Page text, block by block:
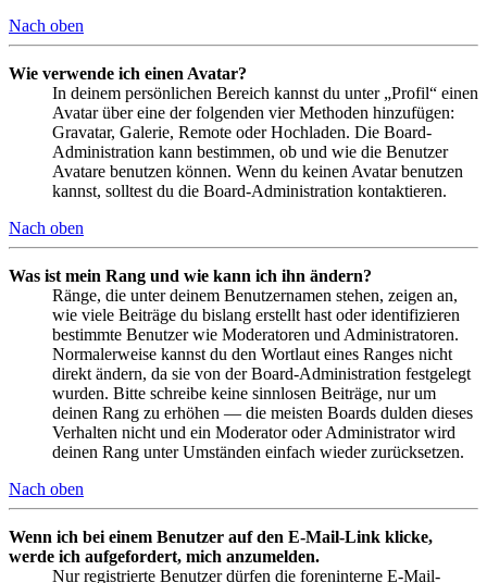
Nach oben
Wie verwende ich einen Avatar?
In deinem persönlichen Bereich kannst du unter „Profil“ einen
Avatar über eine der folgenden vier Methoden hinzufügen:
Gravatar, Galerie, Remote oder Hochladen. Die Board-
Administration kann bestimmen, ob und wie die Benutzer
Avatare benutzen können. Wenn du keinen Avatar benutzen
kannst, solltest du die Board-Administration kontaktieren.
Nach oben
Was ist mein Rang und wie kann ich ihn ändern?
Ränge, die unter deinem Benutzernamen stehen, zeigen an,
wie viele Beiträge du bislang erstellt hast oder identifizieren
bestimmte Benutzer wie Moderatoren und Administratoren.
Normalerweise kannst du den Wortlaut eines Ranges nicht
direkt ändern, da sie von der Board-Administration festgelegt
wurden. Bitte schreibe keine sinnlosen Beiträge, nur um
deinen Rang zu erhöhen — die meisten Boards dulden dieses
Verhalten nicht und ein Moderator oder Administrator wird
deinen Rang unter Umständen einfach wieder zurücksetzen.
Nach oben
Wenn ich bei einem Benutzer auf den E-Mail-Link klicke,
werde ich aufgefordert, mich anzumelden.
Nur registrierte Benutzer dürfen die foreninterne E-Mail-